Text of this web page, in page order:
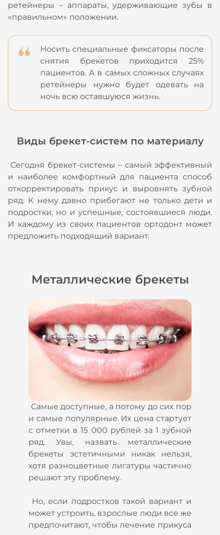
ретейнеры – аппараты, удерживающие зубы в
«правильном» положении.
Носить специальные фиксаторы после
снятия брекетов приходится 25%
пациентов. А в самых сложных случаях
ретейнеры нужно будет одевать на
ночь всю оставшуюся жизнь.
Виды брекет-систем по материалу
Сегодня брекет-системы – самый эффективный
и наиболее комфортный для пациента способ
откорректировать прикус и выровнять зубной
ряд. К нему давно прибегают не только дети и
подростки, но и успешные, состоявшиеся люди.
И каждому из своих пациентов ортодонт может
предложить подходящий вариант.
Металлические брекеты
Самые доступные, а потому до сих пор
и самые популярные. Их цена стартует
с отметки в 15 000 рублей за 1 зубной
ряд. Увы, назвать металлические
брекеты эстетичными никак нельзя,
хотя разноцветные лигатуры частично
решают эту проблему.
Но, если подростков такой вариант и
может устроить, взрослые люди все же
предпочитают, чтобы лечение прикуса